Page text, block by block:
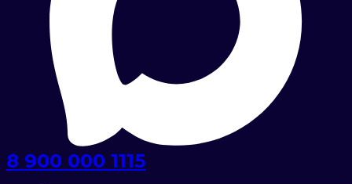
8 900 000 1115